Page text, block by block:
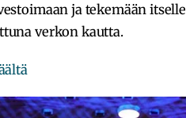
ja tekemään
verkon kautta.